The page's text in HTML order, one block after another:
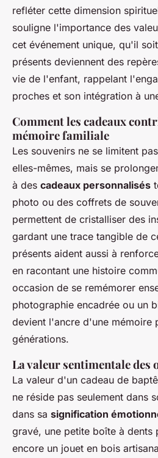
refléter cette dimension
souligne l'importance des
cet événement unique, qu'il
présents deviennent des
vie de l'enfant, rappelant
proches et son intégration à
Comment les cadeaux
mémoire familiale
Les souvenirs ne se limitent
elles-mêmes, mais se
à des cadeaux personnalisés
photo ou des coffrets de
permettent de cristalliser des
gardant une trace tangible de
présents aident aussi à
en racontant une histoire
occasion de se remémorer
photographie encadrée ou un
devient l'ancre d'une mémoire
générations.
La valeur sentimentale des
La valeur d'un cadeau de
ne réside pas seulement dans
dans sa signification
gravé, une petite boîte à dents
encore un jouet en bois